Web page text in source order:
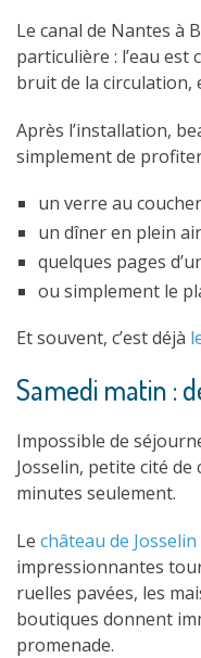
Le canal de Nantes à
particulière : l’eau est
bruit de la circulation,
Après l’installation,
simplement de
un verre au
un dîner en plein
quelques pages
ou simplement le
Et souvent, c’est déjà
Samedi matin :
Impossible de
Josselin, petite cité
minutes seulement.
Le château de Josselin
impressionnantes
ruelles pavées, les
boutiques donnent
promenade.